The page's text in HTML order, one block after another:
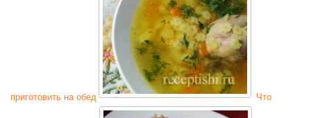
приготовить на обед Что